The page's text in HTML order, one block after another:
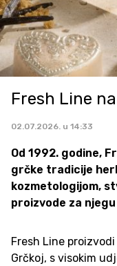
Fresh Line
02.07.2026. u 14:33
Od 1992. godine,
grčke tradicije
kozmetologijom,
proizvode za
Fresh Line
Grčkoj, s visokim